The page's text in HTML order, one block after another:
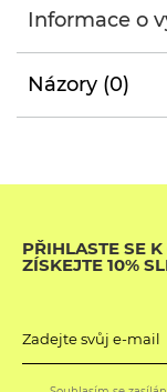
Informace o
Názory (0)
PŘIHLASTE SE
ZÍSKEJTE 10%
Zadejte svůj e-mail